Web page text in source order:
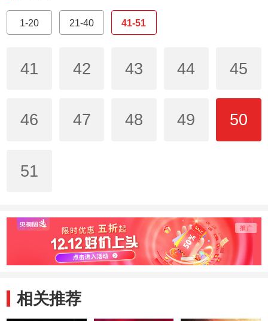
1-20 21-40 41-51
41 42 43 44 45
46 47 48 49 50
51
相关推荐